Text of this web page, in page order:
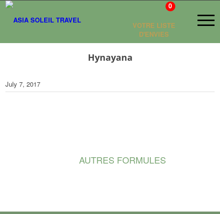
VOTRE LISTE
D'ENVIES
0
Hynayana
July 7, 2017
AUTRES FORMULES